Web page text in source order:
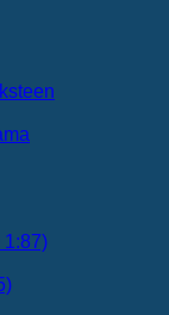
1:87)